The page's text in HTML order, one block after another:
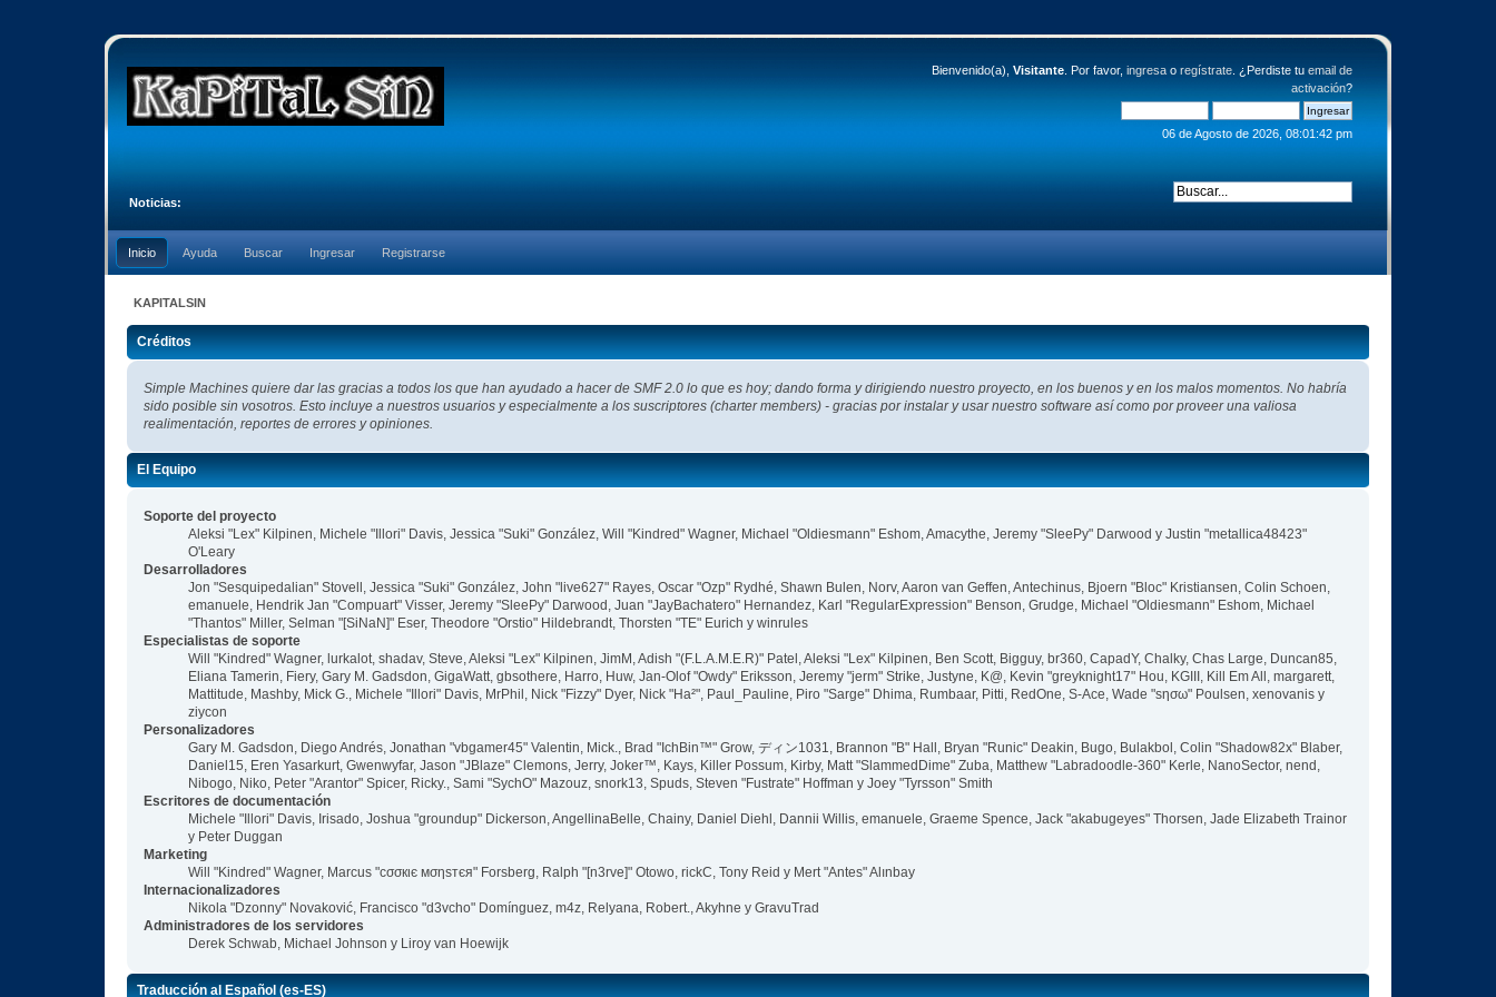
Bienvenido(a), Visitante. Por favor, ingresao regístrate. ¿Perdiste tu email de
activación?
06 de Agosto de 2026, 08:01:42 pm
Noticias:
Inicio Ayuda Buscar Ingresar Registrarse
KAPITALSIN
Créditos
Simple Machines quiere dar las gracias a todos los que han ayudado a hacer de SMF 2.0 lo que es hoy; dando forma y dirigiendo nuestro proyecto, en los buenos y en los malos momentos. No habría
sido posible sin vosotros. Esto incluye a nuestros usuarios y especialmente a los suscriptores (charter members) - gracias por instalar y usar nuestro software así como por proveer una valiosa
realimentación, reportes de errores y opiniones.
El Equipo
Soporte del proyecto
Aleksi "Lex" Kilpinen, Michele "Illori" Davis, Jessica "Suki" González, Will "Kindred" Wagner, Michael "Oldiesmann" Eshom, Amacythe, Jeremy "SleePy" Darwood y Justin "metallica48423"
O'Leary
Desarrolladores
Jon "Sesquipedalian" Stovell, Jessica "Suki" González, John "live627" Rayes, Oscar "Ozp" Rydhé, Shawn Bulen, Norv, Aaron van Geffen, Antechinus, Bjoern "Bloc" Kristiansen, Colin Schoen,
emanuele, Hendrik Jan "Compuart" Visser, Jeremy "SleePy" Darwood, Juan "JayBachatero" Hernandez, Karl "RegularExpression" Benson, Grudge, Michael "Oldiesmann" Eshom, Michael
"Thantos" Miller, Selman "[SiNaN]" Eser, Theodore "Orstio" Hildebrandt, Thorsten "TE" Eurich y winrules
Especialistas de soporte
Will "Kindred" Wagner, lurkalot, shadav, Steve, Aleksi "Lex" Kilpinen, JimM, Adish "(F.L.A.M.E.R)" Patel, Aleksi "Lex" Kilpinen, Ben Scott, Bigguy, br360, CapadY, Chalky, Chas Large, Duncan85,
Eliana Tamerin, Fiery, Gary M. Gadsdon, GigaWatt, gbsothere, Harro, Huw, Jan-Olof "Owdy" Eriksson, Jeremy "jerm" Strike, Justyne, K@, Kevin "greyknight17" Hou, KGIII, Kill Em All, margarett,
Mattitude, Mashby, Mick G., Michele "Illori" Davis, MrPhil, Nick "Fizzy" Dyer, Nick "Ha²", Paul_Pauline, Piro "Sarge" Dhima, Rumbaar, Pitti, RedOne, S-Ace, Wade "sησω" Poulsen, xenovanis y
ziycon
Personalizadores
Gary M. Gadsdon, Diego Andrés, Jonathan "vbgamer45" Valentin, Mick., Brad "IchBin™" Grow, ディン1031, Brannon "B" Hall, Bryan "Runic" Deakin, Bugo, Bulakbol, Colin "Shadow82x" Blaber,
Daniel15, Eren Yasarkurt, Gwenwyfar, Jason "JBlaze" Clemons, Jerry, Joker™, Kays, Killer Possum, Kirby, Matt "SlammedDime" Zuba, Matthew "Labradoodle-360" Kerle, NanoSector, nend,
Nibogo, Niko, Peter "Arantor" Spicer, Ricky., Sami "SychO" Mazouz, snork13, Spuds, Steven "Fustrate" Hoffman y Joey "Tyrsson" Smith
Escritores de documentación
Michele "Illori" Davis, Irisado, Joshua "groundup" Dickerson, AngellinaBelle, Chainy, Daniel Diehl, Dannii Willis, emanuele, Graeme Spence, Jack "akabugeyes" Thorsen, Jade Elizabeth Trainor
y Peter Duggan
Marketing
Will "Kindred" Wagner, Marcus "cσσкιє мσηѕтєя" Forsberg, Ralph "[n3rve]" Otowo, rickC, Tony Reid y Mert "Antes" Alınbay
Internacionalizadores
Nikola "Dzonny" Novaković, Francisco "d3vcho" Domínguez, m4z, Relyana, Robert., Akyhne y GravuTrad
Administradores de los servidores
Derek Schwab, Michael Johnson y Liroy van Hoewijk
Traducción al Español (es-ES)